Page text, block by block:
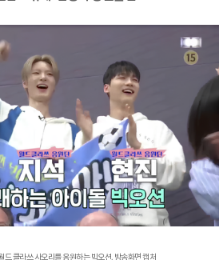
클라쓰 사오리를 응원하는 빅오션. 방송화면 캡처